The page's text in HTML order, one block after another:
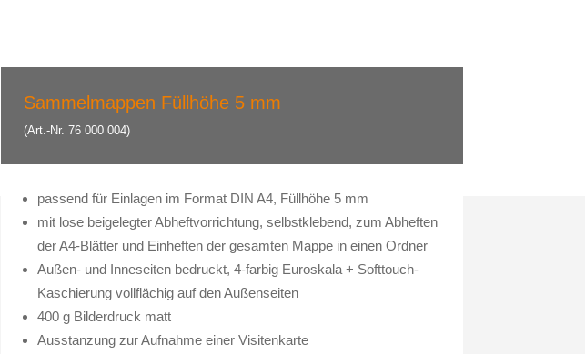
Sammelmappen Füllhöhe 5 mm
(Art.-Nr. 76 000 004)
passend für Einlagen im Format DIN A4, Füllhöhe 5 mm
mit lose beigelegter Abheftvorrichtung, selbstklebend, zum Abheften
der A4-Blätter und Einheften der gesamten Mappe in einen Ordner
Außen- und Inneseiten bedruckt, 4-farbig Euroskala + Softtouch-
Kaschierung vollflächig auf den Außenseiten
400 g Bilderdruck matt
Ausstanzung zur Aufnahme einer Visitenkarte